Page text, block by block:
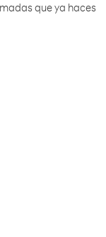
que ya haces